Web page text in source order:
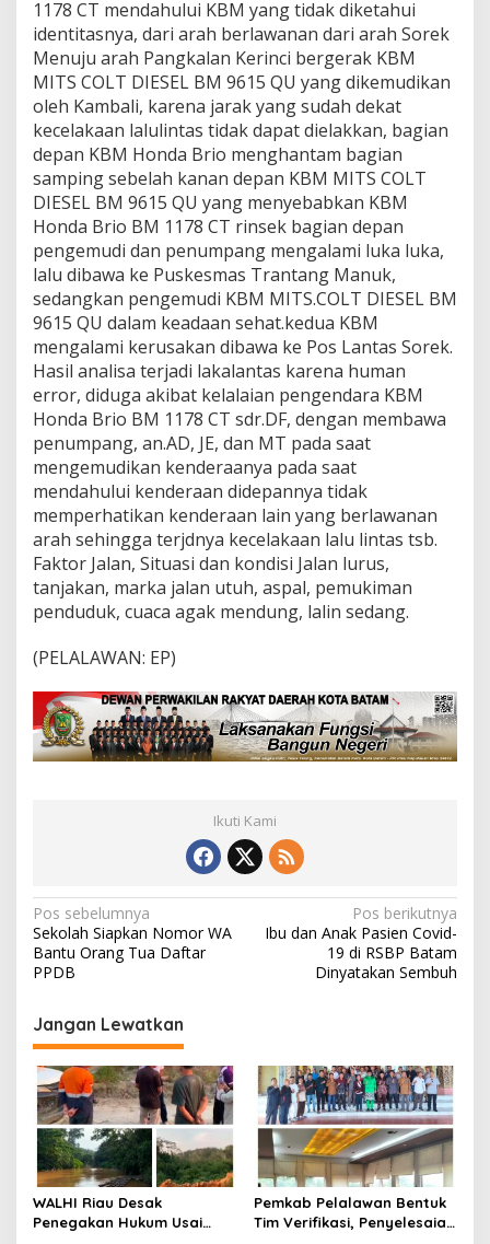
1178 CT mendahului KBM yang tidak diketahui
identitasnya, dari arah berlawanan dari arah Sorek
Menuju arah Pangkalan Kerinci bergerak KBM
MITS COLT DIESEL BM 9615 QU yang dikemudikan
oleh Kambali, karena jarak yang sudah dekat
kecelakaan lalulintas tidak dapat dielakkan, bagian
depan KBM Honda Brio menghantam bagian
samping sebelah kanan depan KBM MITS COLT
DIESEL BM 9615 QU yang menyebabkan KBM
Honda Brio BM 1178 CT rinsek bagian depan
pengemudi dan penumpang mengalami luka luka,
lalu dibawa ke Puskesmas Trantang Manuk,
sedangkan pengemudi KBM MITS.COLT DIESEL BM
9615 QU dalam keadaan sehat.kedua KBM
mengalami kerusakan dibawa ke Pos Lantas Sorek.
Hasil analisa terjadi lakalantas karena human
error, diduga akibat kelalaian pengendara KBM
Honda Brio BM 1178 CT sdr.DF, dengan membawa
penumpang, an.AD, JE, dan MT pada saat
mengemudikan kenderaanya pada saat
mendahului kenderaan didepannya tidak
memperhatikan kenderaan lain yang berlawanan
arah sehingga terjdnya kecelakaan lalu lintas tsb.
Faktor Jalan, Situasi dan kondisi Jalan lurus,
tanjakan, marka jalan utuh, aspal, pemukiman
penduduk, cuaca agak mendung, lalin sedang.
(PELALAWAN: EP)
Ikuti Kami
N
a
v
i
g
a
s
i
p
o
s
Pos sebelumnya
Sekolah Siapkan Nomor WA
Bantu Orang Tua Daftar
PPDB
Pos berikutnya
Ibu dan Anak Pasien Covid-
19 di RSBP Batam
Dinyatakan Sembuh
Jangan Lewatkan
WALHI Riau Desak
Penegakan Hukum Usai
Pemkab Pelalawan Bentuk
Tim Verifikasi, Penyelesaian